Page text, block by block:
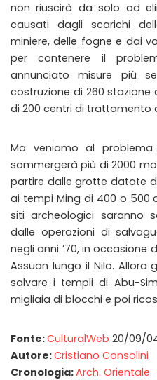
non riuscirà da solo ad
causati dagli scarichi
miniere, delle fogne e dai
per contenere il
annunciato misure più
costruzione di 260 stazione
di 200 centri di trattamento
Ma veniamo al
sommergerà più di 2000
partire dalle grotte datate
ai tempi Ming di 400 o 500
siti archeologici saranno
dalle operazioni di
negli anni ’70, in occasione
Assuan lungo il Nilo. Allora
salvare i templi di Abu-
migliaia di blocchi e poi
Fonte:CulturalWeb 20/09/
Autore:Cristiano Consolini
Cronologia:Arch. Orientale